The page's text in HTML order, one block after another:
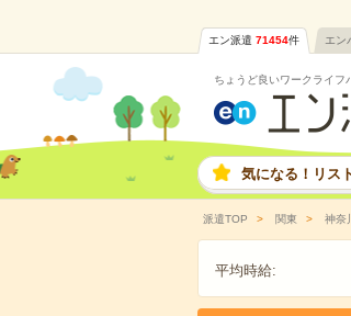
エン派遣 71454件 エン
ちょうど良いワークライフ
気になる！リス
派遣TOP 関東 神奈
平均時給: